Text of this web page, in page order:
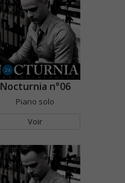
Nocturnia n°06
Piano solo
Voir